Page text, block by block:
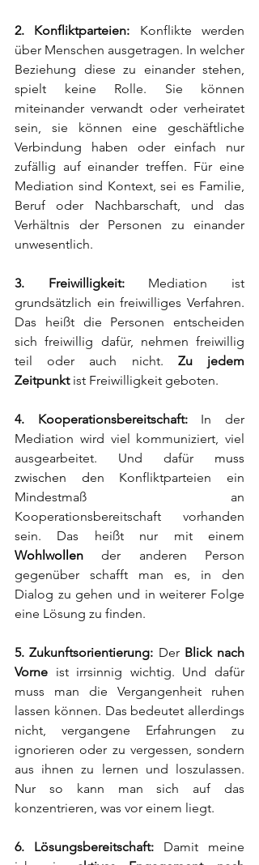
2. Konfliktparteien: Konflikte werden
über Menschen ausgetragen. In welcher
Beziehung diese zu einander stehen,
spielt keine Rolle. Sie können
miteinander verwandt oder verheiratet
sein, sie können eine geschäftliche
Verbindung haben oder einfach nur
zufällig auf einander treffen. Für eine
Mediation sind Kontext, sei es Familie,
Beruf oder Nachbarschaft, und das
Verhältnis der Personen zu einander
unwesentlich.
3. Freiwilligkeit: Mediation ist
grundsätzlich ein freiwilliges Verfahren.
Das heißt die Personen entscheiden
sich freiwillig dafür, nehmen freiwillig
teil oder auch nicht. Zu jedem
Zeitpunkt ist Freiwilligkeit geboten.
4. Kooperationsbereitschaft: In der
Mediation wird viel kommuniziert, viel
ausgearbeitet. Und dafür muss
zwischen den Konfliktparteien ein
Mindestmaß an
Kooperationsbereitschaft vorhanden
Wohlwollen der anderen Person
gegenüber schafft man es, in den
Dialog zu gehen und in weiterer Folge
eine Lösung zu finden.
5. Zukunftsorientierung: Der Blick nach
Vorne ist irrsinnig wichtig. Und dafür
muss man die Vergangenheit ruhen
lassen können. Das bedeutet allerdings
nicht, vergangene Erfahrungen zu
ignorieren oder zu vergessen, sondern
aus ihnen zu lernen und loszulassen.
Nur so kann man sich auf das
konzentrieren, was vor einem liegt.
6. Lösungsbereitschaft: Damit meine